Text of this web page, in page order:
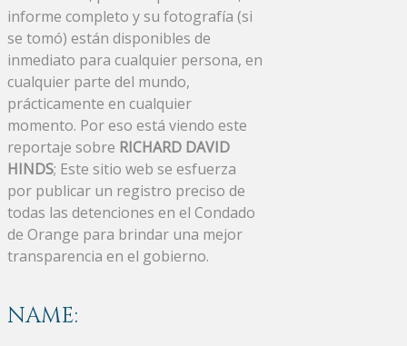
informe completo y su fotografía (si
se tomó) están disponibles de
inmediato para cualquier persona, en
cualquier parte del mundo,
prácticamente en cualquier
momento. Por eso está viendo este
reportaje sobre RICHARD DAVID
HINDS; Este sitio web se esfuerza
por publicar un registro preciso de
todas las detenciones en el Condado
de Orange para brindar una mejor
transparencia en el gobierno.
NAME: